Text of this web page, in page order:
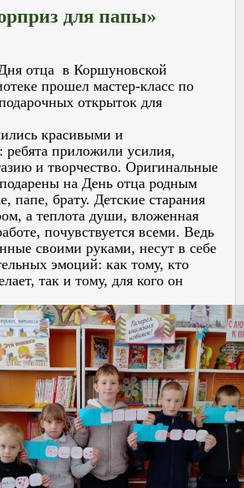
для папы»
отца в Коршуновской
прошел мастер-класс по
открыток для
красивыми и
приложили усилия,
и творчество. Оригинальные
на День отца родным
папе, брату. Детские старания
а теплота души, вложенная
почувствуется всеми. Ведь
своими руками, несут в себе
эмоций: как тому, кто
так и тому, для кого он